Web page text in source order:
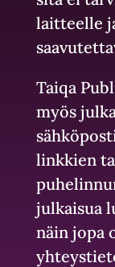
laitteelle
Taiqa
myös
linkkien
julkaisua
näin jopa